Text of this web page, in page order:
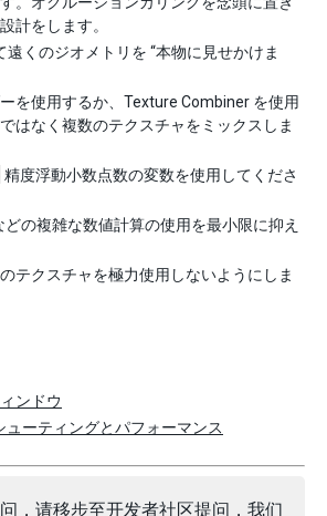
計をします。
遠くのジオメトリを “本物に見せかけま
を使用するか、Texture Combiner を使用
はなく複数のテクスチャをミックスしま
精度浮動小数点数の変数を使用してくださ
どの複雑な数値計算の使用を最小限に抑え
テクスチャを極力使用しないようにしま
ンドウ
ューティングとパフォーマンス
，请移步至开发者社区提问，我们